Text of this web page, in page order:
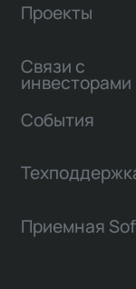
Проекты
Связи с
инвесторами
События
Приемная